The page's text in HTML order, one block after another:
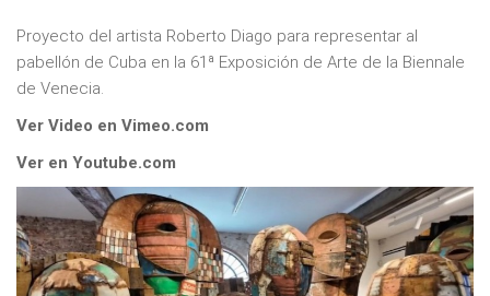
Proyecto del artista Roberto Diago para representar al
pabellón de Cuba en la 61ª Exposición de Arte de la Biennale
de Venecia.
Ver Video en Vimeo.com
Ver en Youtube.com